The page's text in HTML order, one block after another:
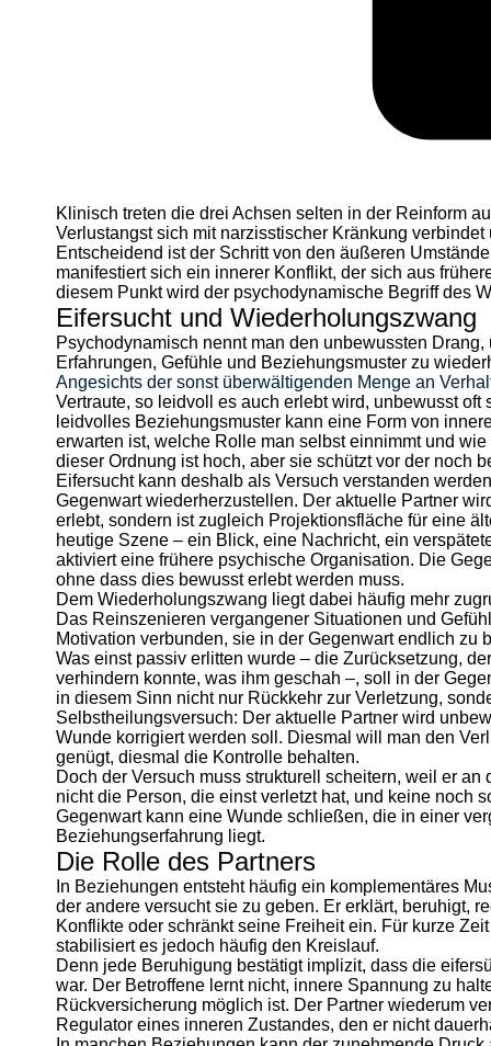
Klinisch treten die drei Achsen selten in der Reinform
Verlustangst sich mit narzisstischer Kränkung
Entscheidend ist der Schritt von den äußeren
manifestiert sich ein innerer Konflikt, der sich aus
diesem Punkt wird der psychodynamische Begriff des
Eifersucht und Wiederholungszwang
Psychodynamisch nennt man den unbewussten
Erfahrungen, Gefühle und Beziehungsmuster zu
Angesichts der sonst überwältigenden Menge an
Vertraute, so leidvoll es auch erlebt wird, unbewusst
leidvolles Beziehungsmuster kann eine Form von
erwarten ist, welche Rolle man selbst einnimmt und
dieser Ordnung ist hoch, aber sie schützt vor der noch
Eifersucht kann deshalb als Versuch verstanden
Gegenwart wiederherzustellen. Der aktuelle Partner
erlebt, sondern ist zugleich Projektionsfläche für eine
heutige Szene – ein Blick, eine Nachricht, ein
aktiviert eine frühere psychische Organisation. Die
ohne dass dies bewusst erlebt werden muss.
Dem Wiederholungszwang liegt dabei häufig mehr
Das Reinszenieren vergangener Situationen und
Motivation verbunden, sie in der Gegenwart endlich zu
Was einst passiv erlitten wurde – die Zurücksetzung,
verhindern konnte, was ihm geschah –, soll in der
in diesem Sinn nicht nur Rückkehr zur Verletzung,
Selbstheilungsversuch: Der aktuelle Partner wird
Wunde korrigiert werden soll. Diesmal will man den
genügt, diesmal die Kontrolle behalten.
Doch der Versuch muss strukturell scheitern, weil er
nicht die Person, die einst verletzt hat, und keine noch
Gegenwart kann eine Wunde schließen, die in einer
Beziehungserfahrung liegt.
Die Rolle des Partners
In Beziehungen entsteht häufig ein komplementäres
der andere versucht sie zu geben. Er erklärt, beruhigt,
Konflikte oder schränkt seine Freiheit ein. Für kurze
stabilisiert es jedoch häufig den Kreislauf.
Denn jede Beruhigung bestätigt implizit, dass die
war. Der Betroffene lernt nicht, innere Spannung zu
Rückversicherung möglich ist. Der Partner wiederum
Regulator eines inneren Zustandes, den er nicht